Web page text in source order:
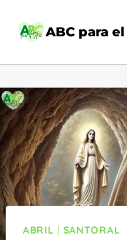
ABC para
ABRIL | SANTORAL